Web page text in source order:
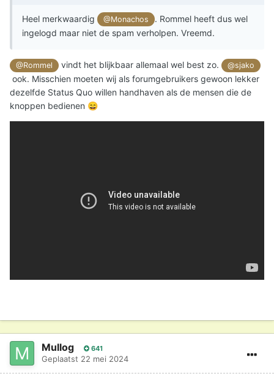
Heel merkwaardig @Monachos
. Rommel heeft dus wel
ingelogd maar niet de spam verholpen. Vreemd.
@Rommel vindt het blijkbaar allemaal wel best zo. @sjako
ook. Misschien moeten wij als forumgebruikers gewoon lekker
dezelfde Status Quo willen handhaven als de mensen die de
knoppen bedienen 😄
Mullog 641
Geplaatst 22 mei 2024